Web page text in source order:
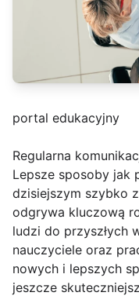
portal edukacyjny
Regularna
Lepsze sposoby jak
dzisiejszym szybko
odgrywa kluczową
ludzi do przyszłych
nauczyciele oraz
nowych i lepszych
jeszcze